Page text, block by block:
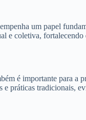
um papel
e coletiva, fortalecendo
é importante para a
e práticas tradicionais,